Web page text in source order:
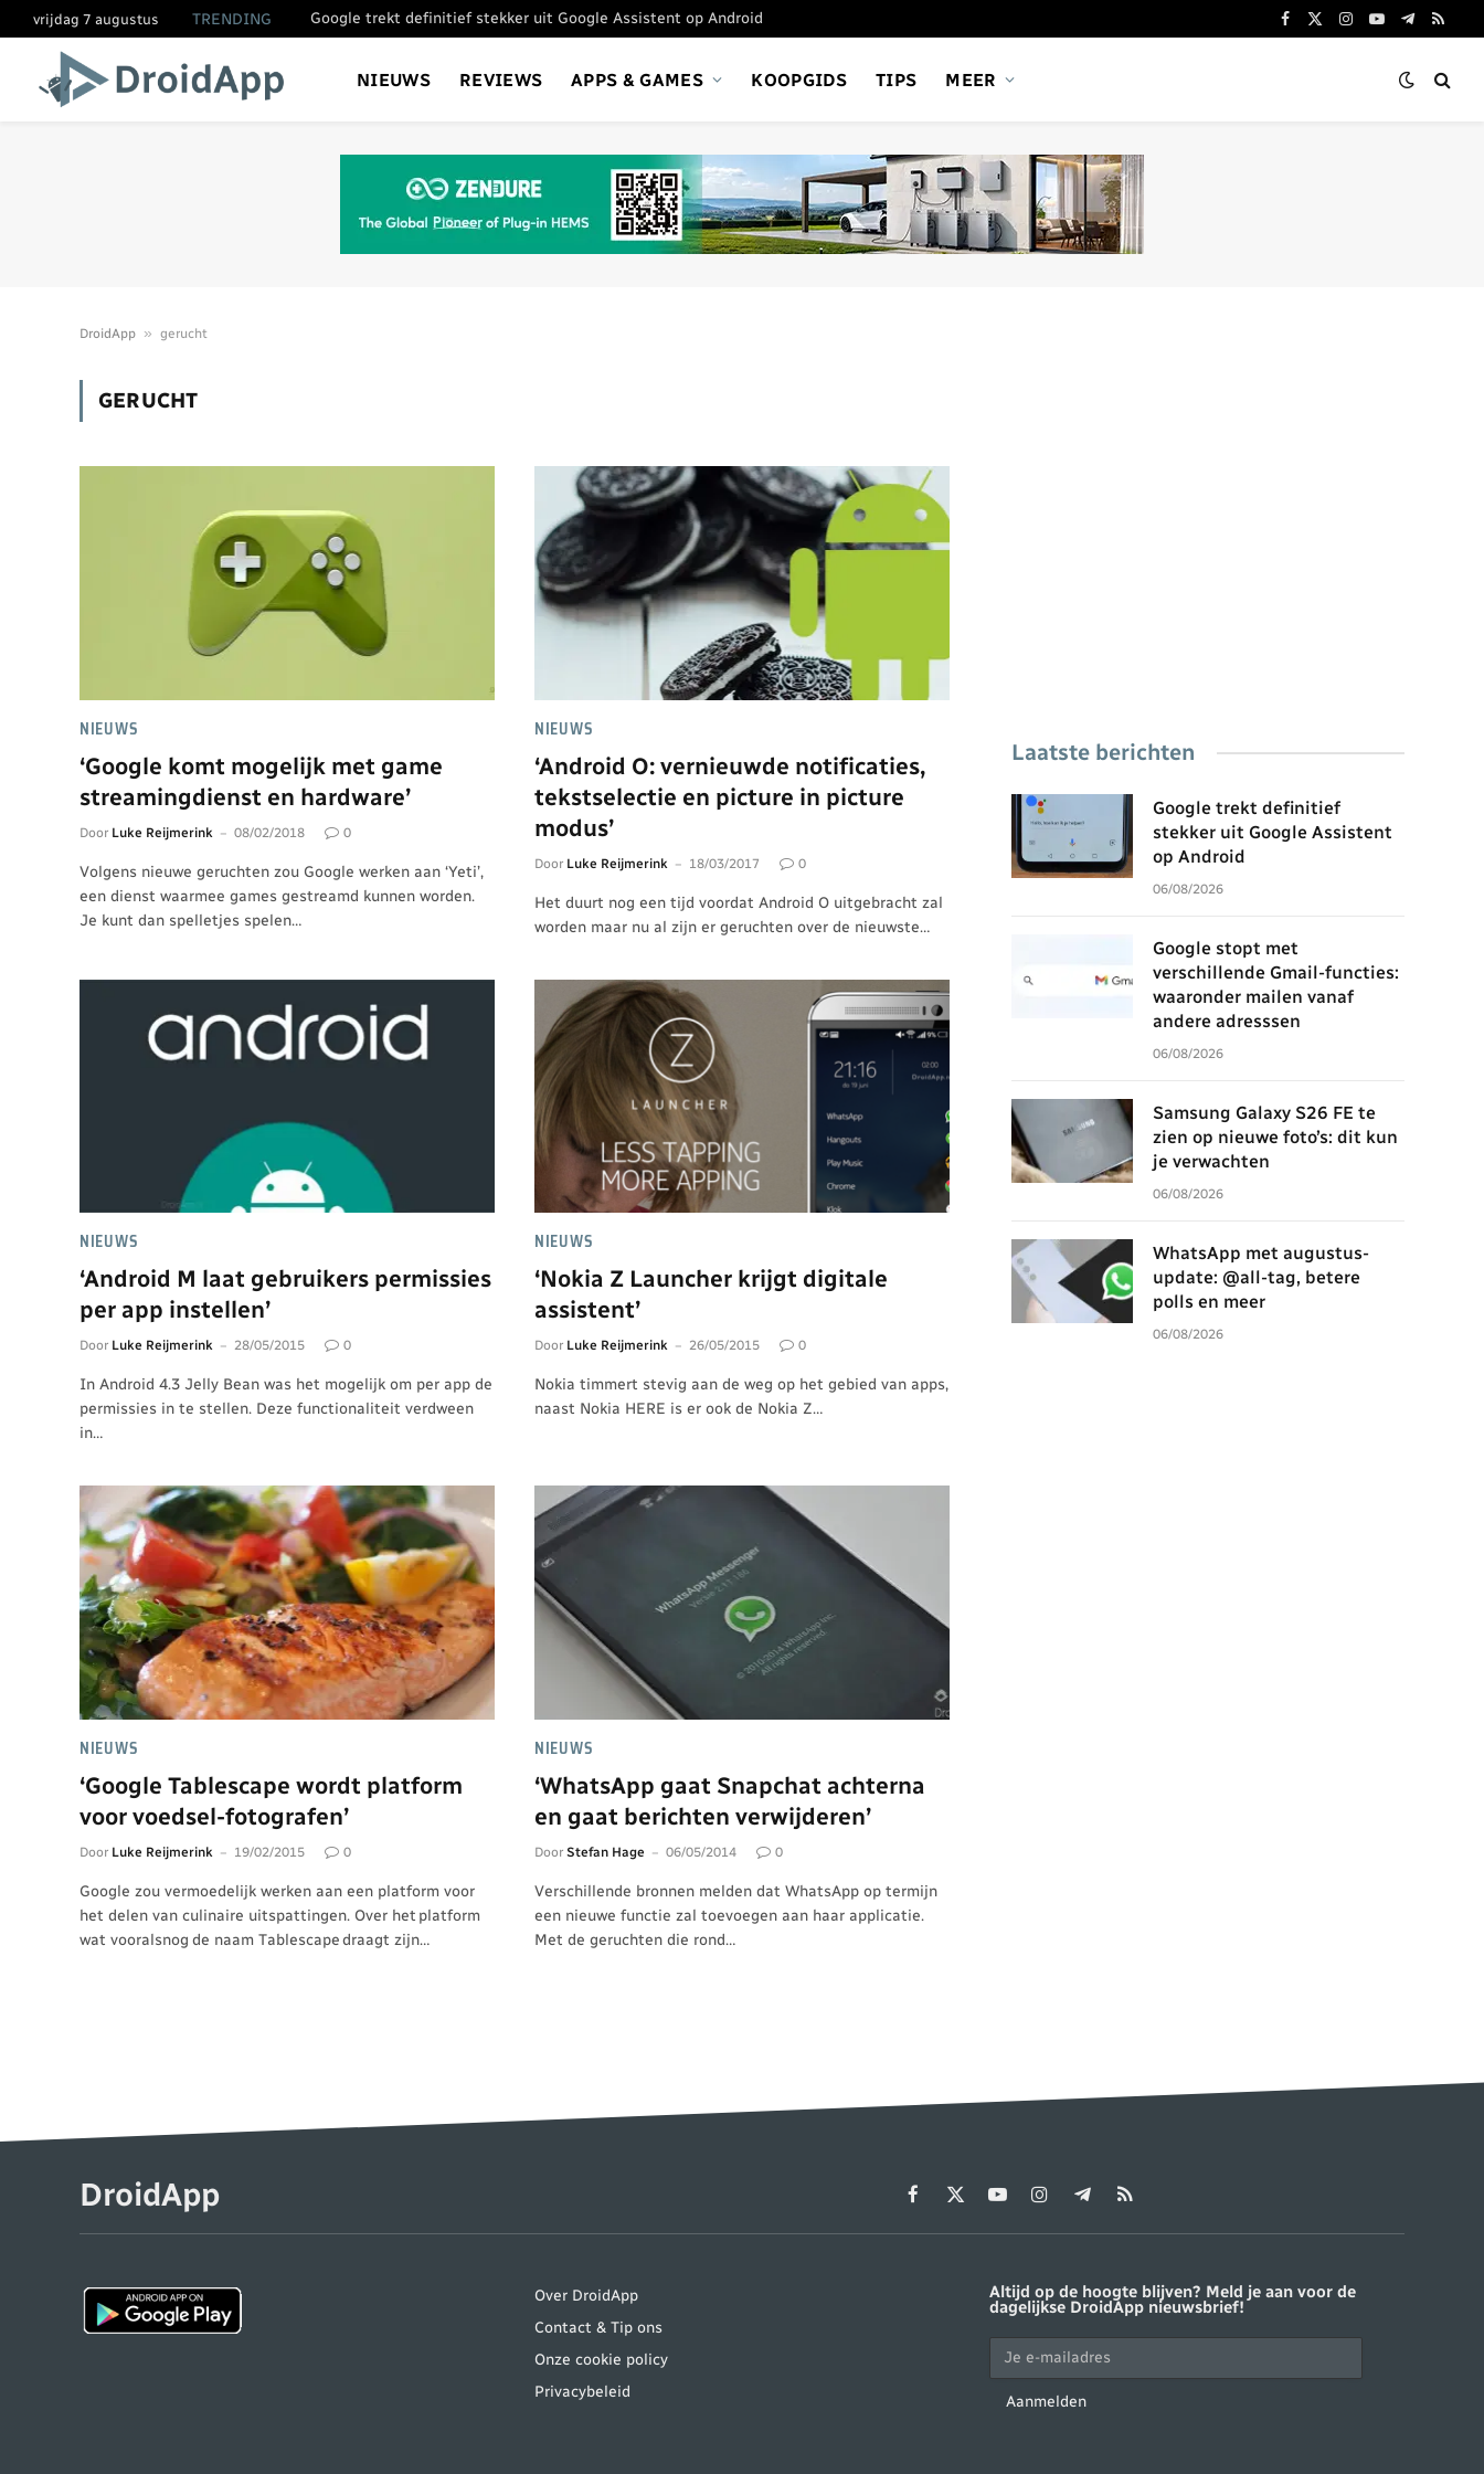
vrijdag 7 augustus TRENDING Google trekt definitief stekker uit Google Assistent op Android
Facebook
X
Instagram
YouTube
Telegram
RSS
NIEUWS REVIEWS APPS & GAMES KOOPGIDS TIPS MEER
DroidApp » gerucht
GERUCHT
NIEUWS
‘Google komt mogelijk met game
streamingdienst en hardware’
Door Luke Reijmerink 08/02/2018 0
Volgens nieuwe geruchten zou Google werken aan ‘Yeti’,
een dienst waarmee games gestreamd kunnen worden.
Je kunt dan spelletjes spelen…
NIEUWS
‘Android O: vernieuwde notificaties,
tekstselectie en picture in picture
modus’
Door Luke Reijmerink 18/03/2017 0
Het duurt nog een tijd voordat Android O uitgebracht zal
worden maar nu al zijn er geruchten over de nieuwste…
NIEUWS
‘Android M laat gebruikers permissies
per app instellen’
Door Luke Reijmerink 28/05/2015 0
In Android 4.3 Jelly Bean was het mogelijk om per app de
permissies in te stellen. Deze functionaliteit verdween
in…
NIEUWS
‘Nokia Z Launcher krijgt digitale
assistent’
Door Luke Reijmerink 26/05/2015 0
Nokia timmert stevig aan de weg op het gebied van apps,
naast Nokia HERE is er ook de Nokia Z…
NIEUWS
‘Google Tablescape wordt platform
voor voedsel-fotografen’
Door Luke Reijmerink 19/02/2015 0
Google zou vermoedelijk werken aan een platform voor
het delen van culinaire uitspattingen. Over het platform
wat vooralsnog de naam Tablescape draagt zijn…
NIEUWS
‘WhatsApp gaat Snapchat achterna
en gaat berichten verwijderen’
Door Stefan Hage 06/05/2014 0
Verschillende bronnen melden dat WhatsApp op termijn
een nieuwe functie zal toevoegen aan haar applicatie.
Met de geruchten die rond…
Laatste berichten
Google trekt definitief
stekker uit Google Assistent
op Android
06/08/2026
Google stopt met
verschillende Gmail-functies:
waaronder mailen vanaf
andere adresssen
06/08/2026
Samsung Galaxy S26 FE te
zien op nieuwe foto’s: dit kun
je verwachten
06/08/2026
WhatsApp met augustus-
update: @all-tag, betere
polls en meer
06/08/2026
DroidApp Facebook
X
YouTubeInstagramTelegram
RSS
Over DroidApp
Contact & Tip ons
Onze cookie policy
Privacybeleid
Altijd op de hoogte blijven? Meld je aan voor de
dagelijkse DroidApp nieuwsbrief!
Aanmelden